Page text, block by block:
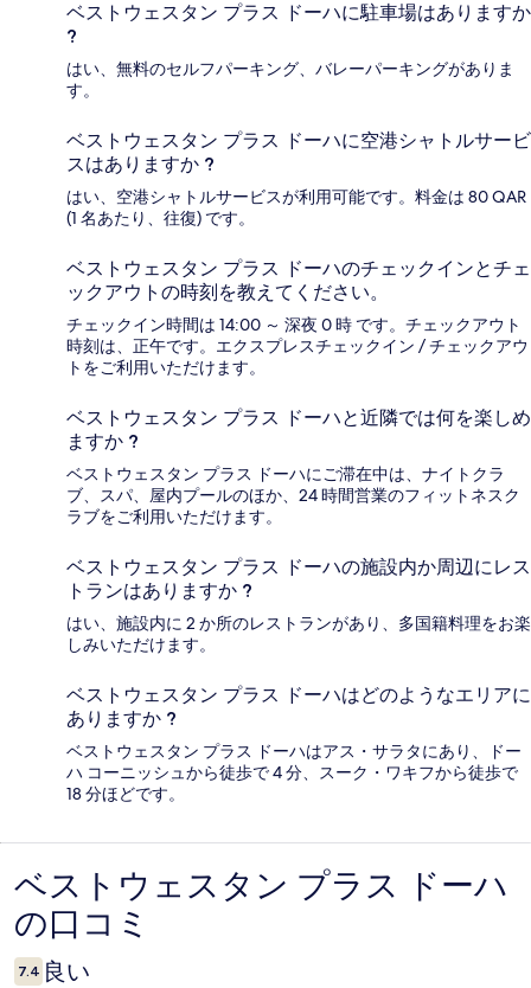
ベストウェスタン プラス ドーハに駐車場はありますか
?
はい、無料のセルフパーキング、バレーパーキングがありま
す。
ベストウェスタン プラス ドーハに空港シャトルサービ
スはありますか ?
はい、空港シャトルサービスが利用可能です。料金は 80 QAR
(1 名あたり、往復) です。
ベストウェスタン プラス ドーハのチェックインとチェ
ックアウトの時刻を教えてください。
チェックイン時間は 14:00 ～ 深夜 0 時 です。チェックアウト
時刻は、正午です。エクスプレスチェックイン / チェックアウ
トをご利用いただけます。
ベストウェスタン プラス ドーハと近隣では何を楽しめ
ますか ?
ベストウェスタン プラス ドーハにご滞在中は、ナイトクラ
ブ、スパ、屋内プールのほか、24 時間営業のフィットネスク
ラブをご利用いただけます。
ベストウェスタン プラス ドーハの施設内か周辺にレス
トランはありますか ?
はい、施設内に 2 か所のレストランがあり、多国籍料理をお楽
しみいただけます。
ベストウェスタン プラス ドーハはどのようなエリアに
ありますか ?
ベストウェスタン プラス ドーハはアス・サラタにあり、ドー
ハ コーニッシュから徒歩で 4 分、スーク・ワキフから徒歩で
18 分ほどです。
口
コ
ミ
ベストウェスタン プラス ドーハ
の口コミ
7.4 良い